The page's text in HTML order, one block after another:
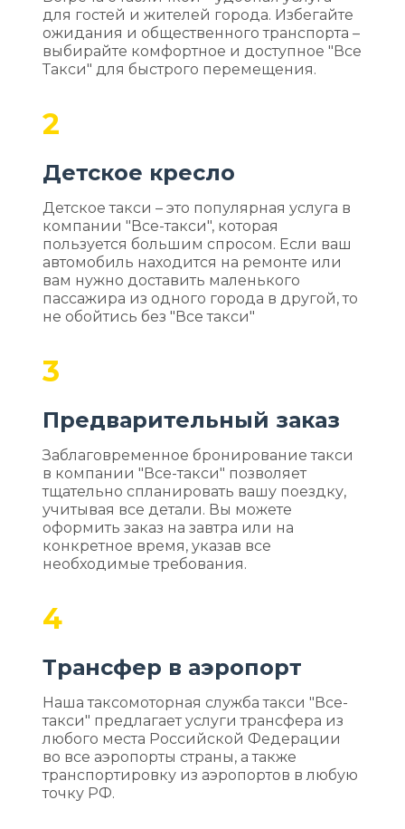
для гостей и жителей города. Избегайте
ожидания и общественного транспорта –
выбирайте комфортное и доступное "Все
Такси" для быстрого перемещения.
2
Детское кресло
Детское такси – это популярная услуга в
компании "Все-такси", которая
пользуется большим спросом. Если ваш
автомобиль находится на ремонте или
вам нужно доставить маленького
пассажира из одного города в другой, то
не обойтись без "Все такси"
3
Предварительный заказ
Заблаговременное бронирование такси
в компании "Все-такси" позволяет
тщательно спланировать вашу поездку,
учитывая все детали. Вы можете
оформить заказ на завтра или на
конкретное время, указав все
необходимые требования.
4
Трансфер в аэропорт
Наша таксомоторная служба такси "Все-
такси" предлагает услуги трансфера из
любого места Российской Федерации
во все аэропорты страны, а также
транспортировку из аэропортов в любую
точку РФ.